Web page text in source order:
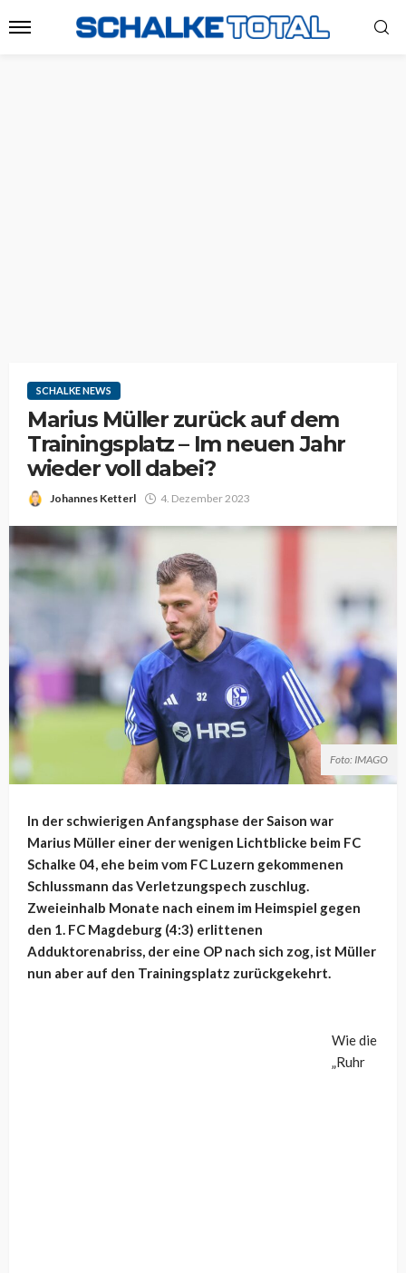
SCHALKE NEWS
Marius Müller zurück auf dem
Trainingsplatz – Im neuen Jahr
wieder voll dabei?
Johannes Ketterl 4. Dezember 2023
Foto: IMAGO
In der schwierigen Anfangsphase der Saison war
Marius Müller einer der wenigen Lichtblicke beim FC
Schalke 04, ehe beim vom FC Luzern gekommenen
Schlussmann das Verletzungspech zuschlug.
Zweieinhalb Monate nach einem im Heimspiel gegen
den 1. FC Magdeburg (4:3) erlittenen
Adduktorenabriss, der eine OP nach sich zog, ist Müller
nun aber auf den Trainingsplatz zurückgekehrt.
Wie die
„Ruhr